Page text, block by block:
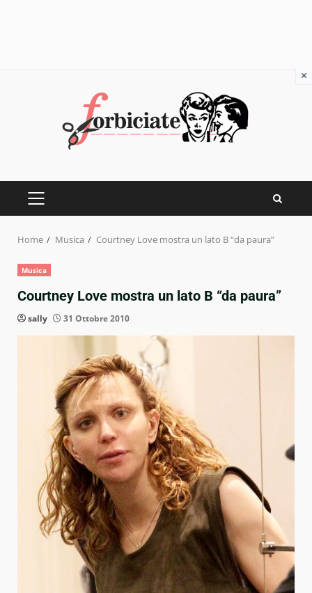
PRIMARY
Home Musica Courtney Love mostra un lato B “da paura”
Musica
Courtney Love mostra un lato B “da paura”
sally 31 Ottobre 2010
×